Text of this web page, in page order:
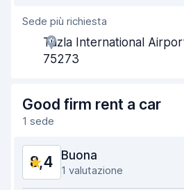
Gentilezza degli agenti
Rapidità del ritiro
Pulizia del veicolo
Condizioni dell'auto
Sede più richiesta
Tuzla International
75273
Good firm rent a car
1 sede
8,4 Buona
1 valutazione